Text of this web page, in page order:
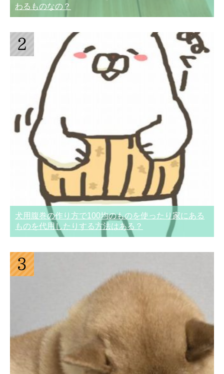
わるものなの？
犬用腹巻の作り方で100均のものを使ったり家にある
ものを代用したりする方法はある？